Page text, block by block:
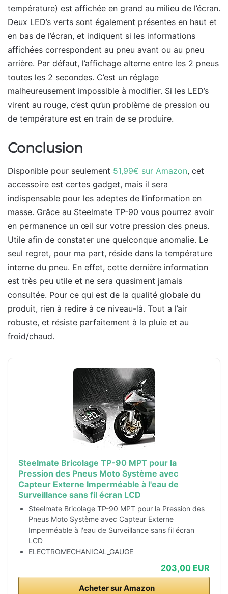
température) est affichée en grand au milieu de l’écran.
Deux LED’s verts sont également présentes en haut et
en bas de l’écran, et indiquent si les informations
affichées correspondent au pneu avant ou au pneu
arrière. Par défaut, l’affichage alterne entre les 2 pneus
toutes les 2 secondes. C’est un réglage
malheureusement impossible à modifier. Si les LED’s
virent au rouge, c’est qu’un problème de pression ou
de température est en train de se produire.
Conclusion
Disponible pour seulement 51,99€ sur Amazon, cet
accessoire est certes gadget, mais il sera
indispensable pour les adeptes de l’information en
masse. Grâce au Steelmate TP-90 vous pourrez avoir
en permanence un œil sur votre pression des pneus.
Utile afin de constater une quelconque anomalie. Le
seul regret, pour ma part, réside dans la température
interne du pneu. En effet, cette dernière information
est très peu utile et ne sera quasiment jamais
consultée. Pour ce qui est de la qualité globale du
produit, rien à redire à ce niveau-là. Tout a l’air
robuste, et résiste parfaitement à la pluie et au
froid/chaud.
Steelmate Bricolage TP-90 MPT pour la
Pression des Pneus Moto Système avec
Capteur Externe Imperméable à l'eau de
Surveillance sans fil écran LCD
Steelmate Bricolage TP-90 MPT pour la Pression des
Pneus Moto Système avec Capteur Externe
Imperméable à l'eau de Surveillance sans fil écran
LCD
ELECTROMECHANICAL_GAUGE
203,00 EUR
Acheter sur Amazon